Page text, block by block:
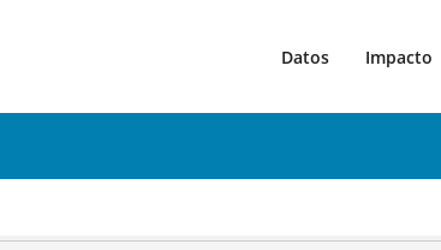
Datos Impacto